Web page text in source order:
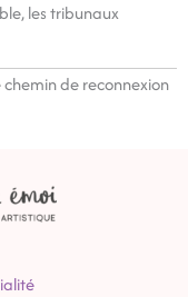
les tribunaux
de reconnexion